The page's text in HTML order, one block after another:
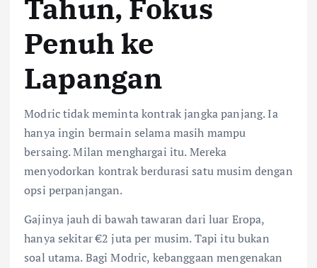
Tahun, Fokus
Penuh ke
Lapangan
Modric tidak meminta kontrak jangka panjang. Ia
hanya ingin bermain selama masih mampu
bersaing. Milan menghargai itu. Mereka
menyodorkan kontrak berdurasi satu musim dengan
opsi perpanjangan.
Gajinya jauh di bawah tawaran dari luar Eropa,
hanya sekitar €2 juta per musim. Tapi itu bukan
soal utama. Bagi Modric, kebanggaan mengenakan